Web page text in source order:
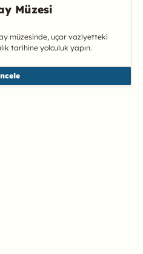
Müzesi
müzesinde, uçar vaziyetteki
tarihine yolculuk yapın.